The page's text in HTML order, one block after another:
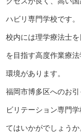
ハビリ専門学校です。
校内には理学療法士
を目指す高度作業療
環境があります。
福岡市博多区へのお
ビリテーション専門
てはいかがでしょうか